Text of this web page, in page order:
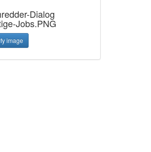
Dialog
Jobs.PNG
image